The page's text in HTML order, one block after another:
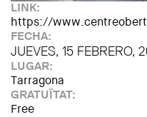
LINK:
https://
FECHA:
JUEVES, 15 FEBRERO,
LUGAR:
Tarragona
GRATUÏTAT:
Free